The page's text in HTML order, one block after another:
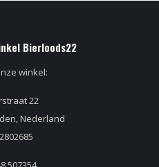
Bierloods22
winkel:
22
Nederland